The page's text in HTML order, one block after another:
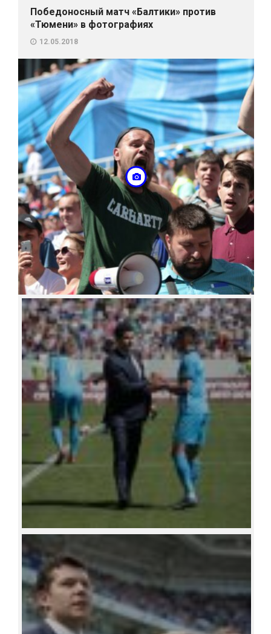
Победоносный матч «Балтики» против
«Тюмени» в фотографиях
12.05.2018